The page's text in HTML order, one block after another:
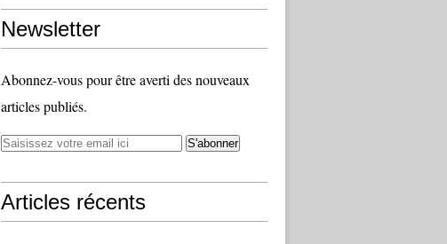
Newsletter
Abonnez-vous pour être averti des nouveaux
articles publiés.
Articles récents